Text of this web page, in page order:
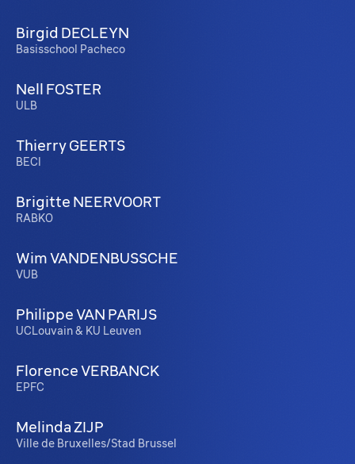
Birgid DECLEYN
Basisschool Pacheco
Nell FOSTER
ULB
Thierry GEERTS
BECI
Brigitte NEERVOORT
RABKO
Wim VANDENBUSSCHE
VUB
Philippe VAN PARIJS
UCLouvain & KU Leuven
Florence VERBANCK
EPFC
Melinda ZIJP
Ville de Bruxelles/Stad Brussel